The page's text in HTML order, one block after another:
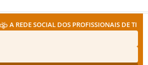
A REDE SOCIAL DOS PROFISSIONAIS DE TI